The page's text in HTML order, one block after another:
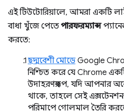
এই টিউটোরিয়ালে, আমরা একটি
বাধা খুঁজে পেতে পারফরম্যান্স
করতে:
ছদ্মবেশী মোডেGoogle
নিশ্চিত করে যে Chrome একটি
উদাহরণস্বরূপ, যদি আপনার
থাকে, তাহলে সেই
পরিমাপে গোলমাল তৈরি